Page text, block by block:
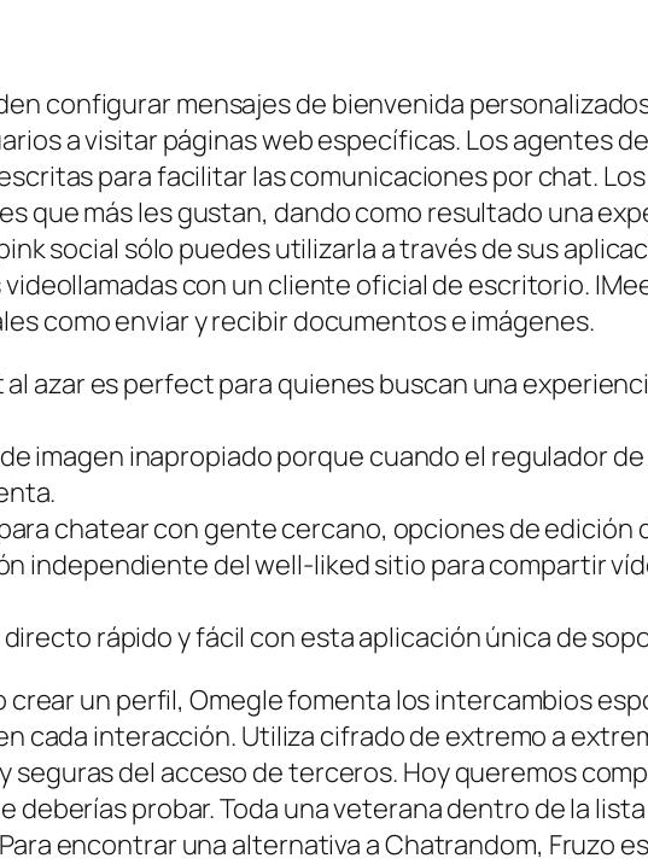
configurar mensajes de bienvenida
a visitar páginas web específicas. Los agentes
para facilitar las comunicaciones por chat.
que más les gustan, dando como resultado una
social sólo puedes utilizarla a través de sus
con un cliente oficial de escritorio.
como enviar y recibir documentos e imágenes.
azar es perfect para quienes buscan una
imagen inapropiado porque cuando el regulador
chatear con gente cercano, opciones de edición
independiente del well-liked sitio para compartir
rápido y fácil con esta aplicación única de
un perfil, Omegle fomenta los intercambios
cada interacción. Utiliza cifrado de extremo a
seguras del acceso de terceros. Hoy queremos
deberías probar. Toda una veterana dentro de la
encontrar una alternativa a Chatrandom, Fruzo